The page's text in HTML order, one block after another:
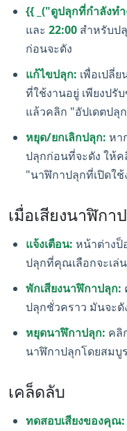
{{ _("ดูปลุกที่กำลังท
และ 22:00 สำหรับป
ก่อนจะดัง
แก้ไขปลุก: เพื่อเปลี่
ที่ใช้งานอยู่ เพียงป
แล้วคลิก "อัปเดตปลุ
หยุด/ยกเลิกปลุก: หา
ปลุกก่อนที่จะดัง ให้
"นาฬิกาปลุกที่เปิดใช้
เมื่อเสียงนาฬิกา
แจ้งเตือน: หน้าต่างป็
ปลุกที่คุณเลือกจะเล่น
พักเสียงนาฬิกาปลุก:
ปลุกชั่วคราว มันจะดั
หยุดนาฬิกาปลุก: คลิ
นาฬิกาปลุกโดยสม
เคล็ดลับ
ทดสอบเสียงของคุณ: